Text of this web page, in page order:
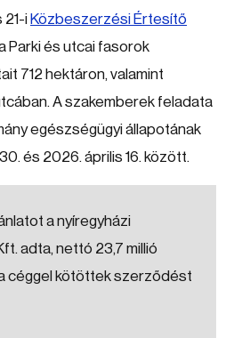
21-i Közbeszerzési Értesítő
Parki és utcai fasorok
712 hektáron, valamint
A szakemberek feladata
egészségügyi állapotának
és 2026. április 16. között.
a nyíregyházi
adta, nettó 23,7 millió
céggel kötöttek szerződést